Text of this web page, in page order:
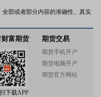
部或者部分内容的准确性、真实
财富期货
下载APP
期货交易
期货手机开户
期货电脑开户
期货官方网站